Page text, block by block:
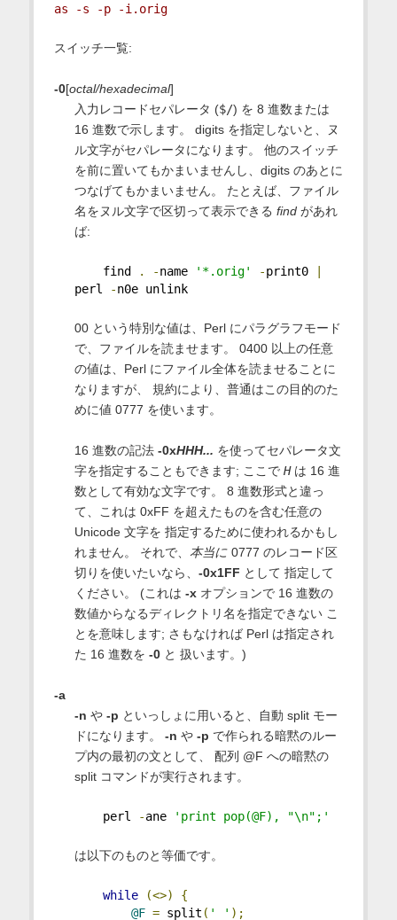
as -s -p -i.orig
スイッチ一覧:
-0[octal/hexadecimal]
入力レコードセパレータ ($/) を 8 進数または
16 進数で示します。 digits を指定しないと、ヌ
ル文字がセパレータになります。 他のスイッチ
を前に置いてもかまいませんし、digits のあとに
つなげてもかまいません。 たとえば、ファイル
名をヌル文字で区切って表示できる findがあれ
ば:
find . -name '*.orig' -print0
perl
-n0e unlink
00 という特別な値は、Perl にパラグラフモード
で、ファイルを読ませます。 0400 以上の任意
の値は、Perl にファイル全体を読ませることに
なりますが、 規約により、普通はこの目的のた
めに値 0777 を使います。
16 進数の記法 -0xHHH... を使ってセパレータ文
字を指定することもできます; ここで Hは 16 進
数として有効な文字です。 8 進数形式と違っ
て、これは 0xFF を超えたものを含む任意の
Unicode 文字を 指定するために使われるかもし
れません。 それで、 本当に0777 のレコード区
切りを使いたいなら、 -0x1FF として 指定して
ください。 (これは -xオプションで 16 進数の
数値からなるディレクトリ名を指定できない こ
とを意味します; さもなければ Perl は指定され
た 16 進数を -0と 扱います。)
-a
-n や -p といっしょに用いると、自動 split モー
ドになります。 -n や -p で作られる暗黙のルー
プ内の最初の文として、 配列 @F への暗黙の
split コマンドが実行されます。
perl -ane 'print pop(@F), "\n";'
は以下のものと等価です。
while (<>)
{
@F = split ( ' ' );